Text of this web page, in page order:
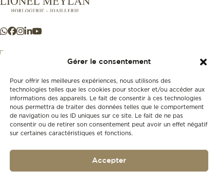
Gérer le consentement
Pour offrir les meilleures expériences, nous utilisons des
technologies telles que les cookies pour stocker et/ou accéder aux
informations des appareils. Le fait de consentir à ces technologies
nous permettra de traiter des données telles que le comportement
de navigation ou les ID uniques sur ce site. Le fait de ne pas
consentir ou de retirer son consentement peut avoir un effet négatif
sur certaines caractéristiques et fonctions.
Accepter
Store
New
Second-hand
Our history
+41 21 925 50 50